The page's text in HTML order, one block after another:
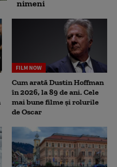
nimeni
FILM NOW
Cum arată Dustin Hoffman
în 2026, la 89 de ani. Cele
mai bune filme și rolurile
de Oscar